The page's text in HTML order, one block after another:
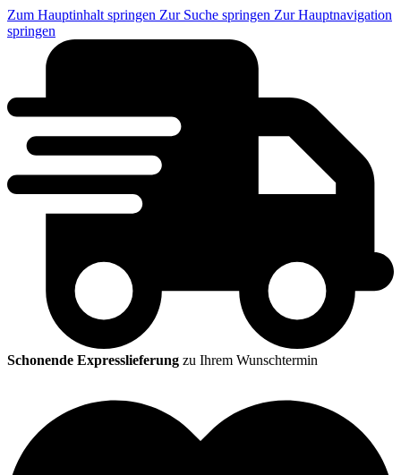
Zum Hauptinhalt springen Zur Suche springen Zur Hauptnavigation
springen
Schonende Expresslieferung zu Ihrem Wunschtermin